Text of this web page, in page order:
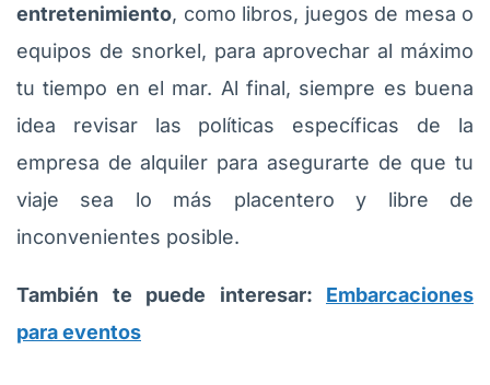
entretenimiento, como libros, juegos de mesa o
equipos de snorkel, para aprovechar al máximo
tu tiempo en el mar. Al final, siempre es buena
idea revisar las políticas específicas de la
empresa de alquiler para asegurarte de que tu
viaje sea lo más placentero y libre de
inconvenientes posible.
También te puede interesar: Embarcaciones
para eventos